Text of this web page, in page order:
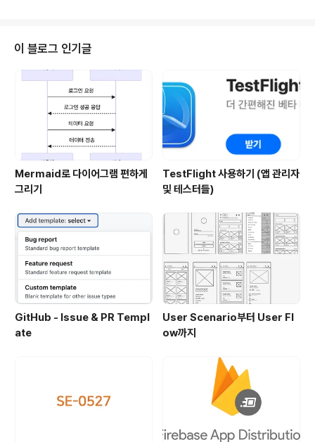
s -. 이렇게 설치를 하게되면 코코아팟의 라이브러리를 전
부 사용할 수 있습니다..! 2. 코코아팟 라이브러리 적용하려
는 프로젝트 경로 이동 3. 프로젝트 경로에서 아래 명령어
입력 (Podfile 생성 명령어) $ pod init -. 이렇게 프로젝
트 경로에 Podfile이 생긴걸 ..
이 블로그 인기글
Mermaid로 다이어그램 편하게
그리기
TestFlight 사용하기 (앱 관리자
및 테스터들)
GitHub - Issue & PR Templ
ate
User Scenario부터 User Fl
ow까지